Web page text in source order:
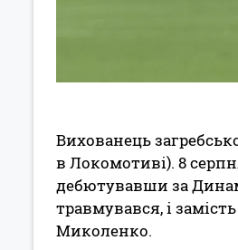
Вихованець
в Локомотиві). 8
дебютувавши за
травмувався, і
Миколенко.